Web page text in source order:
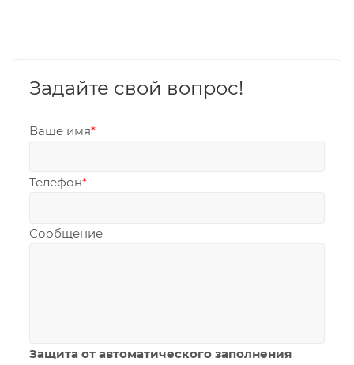
Задайте свой вопрос!
Ваше имя*
Телефон*
Сообщение
Защита от автоматического заполнения